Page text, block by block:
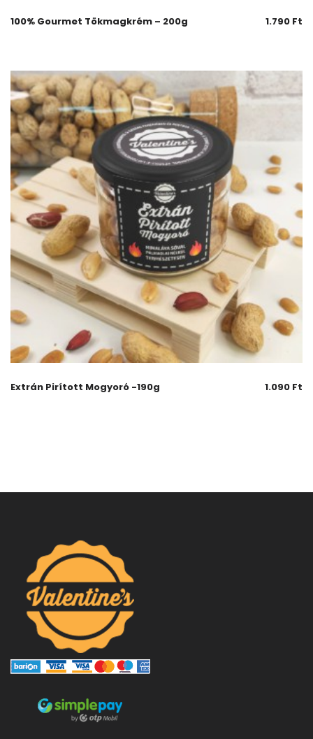
100% Gourmet Tökmagkrém – 200g 1.790 Ft
Extrán Pirított Mogyoró -190g 1.090 Ft